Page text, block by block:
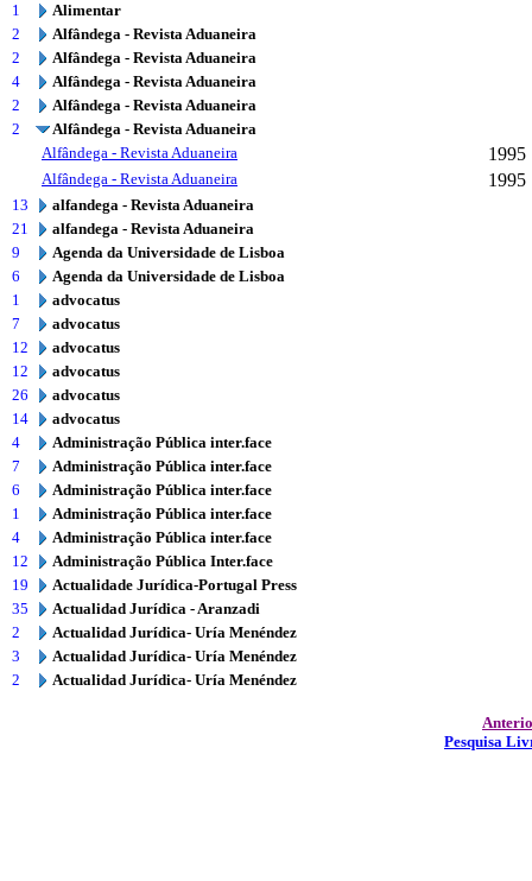
1
Alimentar
2
Alfândega - Revista Aduaneira
2
Alfândega - Revista Aduaneira
4
Alfândega - Revista Aduaneira
2
Alfândega - Revista Aduaneira
2
Alfândega - Revista Aduaneira
Alfândega - Revista Aduaneira
1995
Alfândega - Revista Aduaneira 1995
13
alfandega - Revista Aduaneira
21
alfandega - Revista Aduaneira
9
Agenda da Universidade de Lisboa
6
Agenda da Universidade de Lisboa
1
advocatus
7
advocatus
12
advocatus
12
advocatus
26
advocatus
14
advocatus
4
Administração Pública inter.face
7
Administração Pública inter.face
6
Administração Pública inter.face
1
Administração Pública inter.face
4
Administração Pública inter.face
12
Administração Pública Inter.face
19
Actualidade Jurídica-Portugal Press
35
Actualidad Jurídica - Aranzadi
2
Actualidad Jurídica- Uría Menéndez
3
Actualidad Jurídica- Uría Menéndez
2
Actualidad Jurídica- Uría Menéndez
Pesquisa